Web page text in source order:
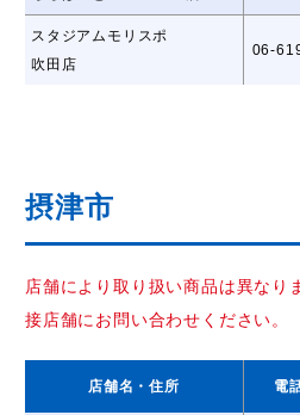
スタジアムモリスポ
吹田店
06-
摂津市
店舗により取り扱い商品は異なり
接店舗にお問い合わせください。
店舗名 ・住所 電